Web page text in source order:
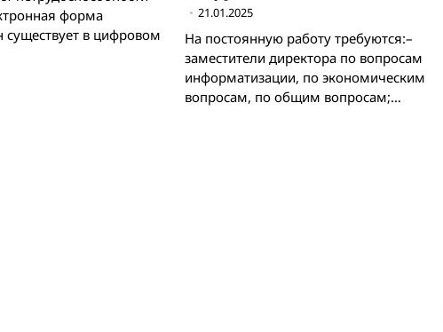
форма
существует в цифровом
21.01.2025
На постоянную работу требуются:–
заместители директора по вопросам
информатизации, по экономическим
вопросам, по общим вопросам;…